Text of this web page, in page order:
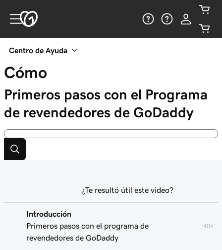
Centro de Ayuda
Cómo
Primeros pasos con el Programa
de revendedores de GoDaddy
Introducción
Primeros pasos con el programa de
revendedores de GoDaddy
40s
¿Te resultó útil este video?